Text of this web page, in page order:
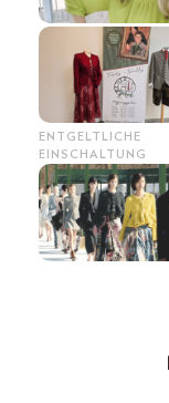
ENTGELTLICHE
EINSCHALTUNG